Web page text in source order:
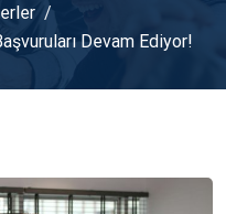
Devam Ediyor!